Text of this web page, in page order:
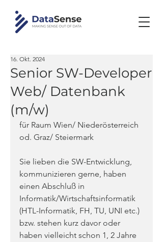
Senior SW-Developer
Web/ Datenbank
(m/w)
16. Okt. 2024
für Raum Wien/ Niederösterreich
od. Graz/ Steiermark
Sie lieben die SW-Entwicklung,
kommunizieren gerne, haben
einen Abschluß in
Informatik/Wirtschaftsinformatik
(HTL-Informatik, FH, TU, UNI etc.)
bzw. stehen kurz davor oder
haben vielleicht schon 1, 2 Jahre